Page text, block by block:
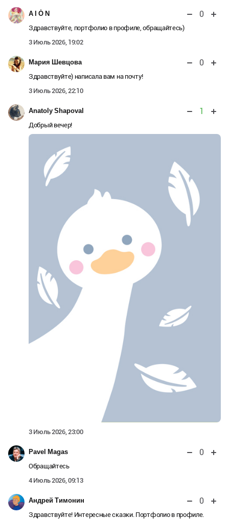
A I Ȯ N 0
Здравствуйте, портфолио в профиле, обращайтесь)
3 Июль 2026, 19:02
Мария Шевцова 0
Здравствуйте) написала вам на почту!
3 Июль 2026, 22:10
Anatoly Shapoval 1
Добрый вечер!
3 Июль 2026, 23:00
Pavel Magas 0
Обращайтесь
4 Июль 2026, 09:13
Андрей Тимонин 0
Здравствуйте! Интересные сказки. Портфолио в профиле.